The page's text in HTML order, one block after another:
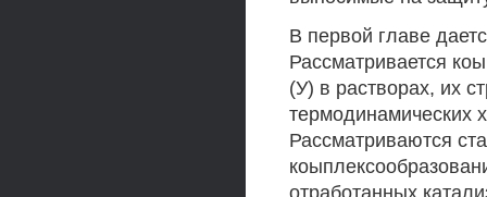
В первой главе
Рассматривается
(У) в растворах, их
термодинамических
Рассматриваются
отработанных